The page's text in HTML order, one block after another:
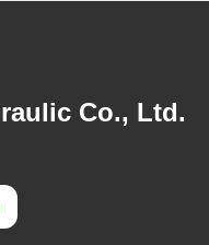
Co., Ltd.